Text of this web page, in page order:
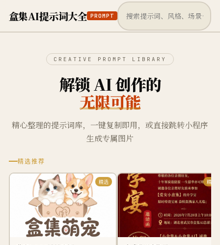
盒集AI提示词大全 PROMPT
CREATIVE PROMPT LIBRARY
解锁 AI 创作的
无限可能
精心整理的提示词库，一键复制即用，或直接跳转小程序
生成专属图片
精选推荐
精选 精选